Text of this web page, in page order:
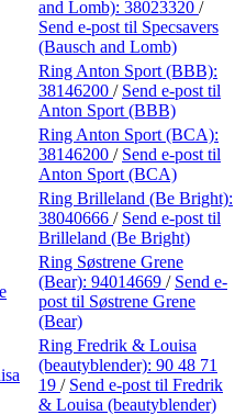
and Lomb): 38023320 /
Send e-post til Specsavers
(Bausch and Lomb)
Ring Anton Sport (BBB):
38146200 / Send e-post til
Anton Sport (BBB)
Ring Anton Sport (BCA):
38146200 / Send e-post til
Anton Sport (BCA)
Ring Brilleland (Be Bright):
38040666 / Send e-post til
Brilleland (Be Bright)
Ring Søstrene Grene
(Bear): 94014669 / Send e-
post til Søstrene Grene
(Bear)
Ring Fredrik & Louisa
(beautyblender): 90 48 71
19 / Send e-post til Fredrik
& Louisa (beautyblender)